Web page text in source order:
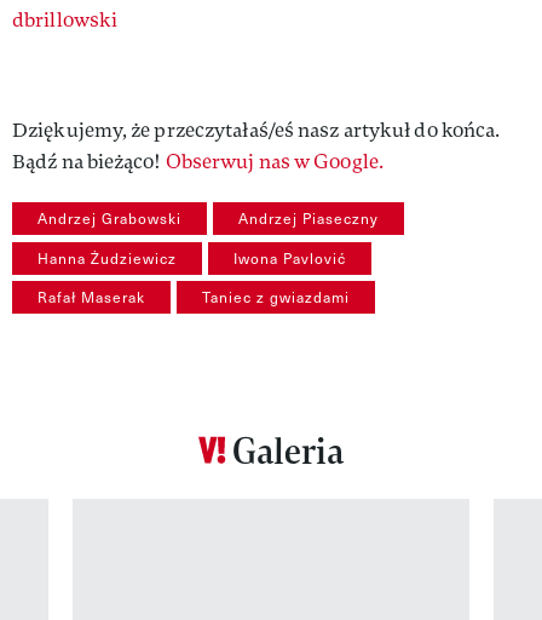
Authors
dbrillowski
Dziękujemy, że przeczytałaś/eś nasz artykuł do końca.
Bądź na bieżąco! Obserwuj nas w Google.
Andrzej Grabowski Andrzej Piaseczny
Hanna Żudziewicz Iwona Pavlović
Rafał Maserak Taniec z gwiazdami
Galeria